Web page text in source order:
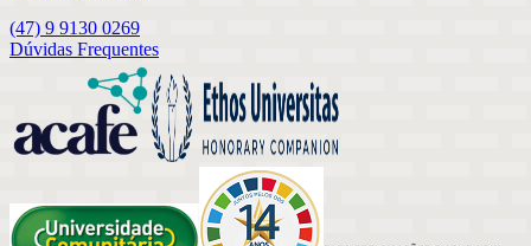
(47) 9 9130 0269
Dúvidas Frequentes